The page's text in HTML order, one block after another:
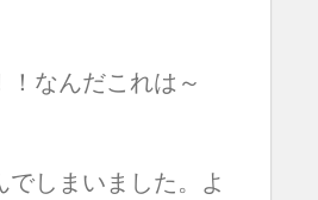
！なんだこれは～
しまいました。 よ